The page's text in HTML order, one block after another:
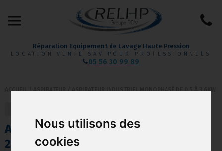
Nous utilisons des
cookies
Réparation Equipement de Lavage Haute Pression
LOCATION VENTE SAV POUR PROFESSIONNELS
05 56 30 99 89
ACCUEIL/ASPIRATEUR/ASPIRATEUR INDUSTRIEL MONOPHASÉ DE 0.5 À 3.6KW
ASPIRATEUR INDUSTRIEL MASTER
220S MASTERVAC